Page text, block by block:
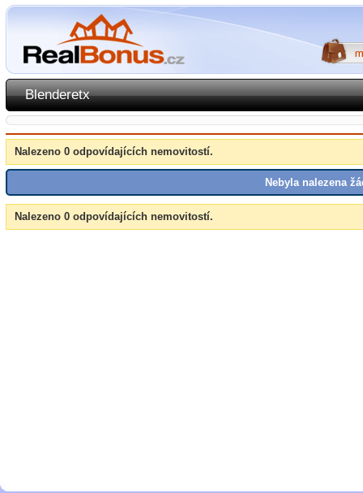
Blenderetx
Nalezeno 0 odpovídajících nemovitostí.
Nebyla nalezena
Nalezeno 0 odpovídajících nemovitostí.